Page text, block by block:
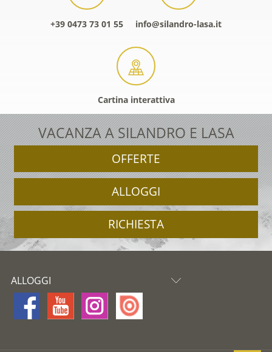
+39 0473 73 01 55 info@silandro-lasa.it
Cartina interattiva
VACANZA A SILANDRO E LASA
OFFERTE
ALLOGGI
RICHIESTA
ALLOGGI